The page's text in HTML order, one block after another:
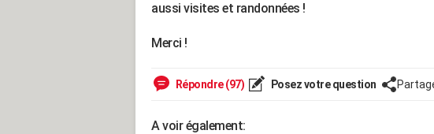
aussi visites et randonnées !
Merci !
Répondre (97) Posez votre question
A voir également: